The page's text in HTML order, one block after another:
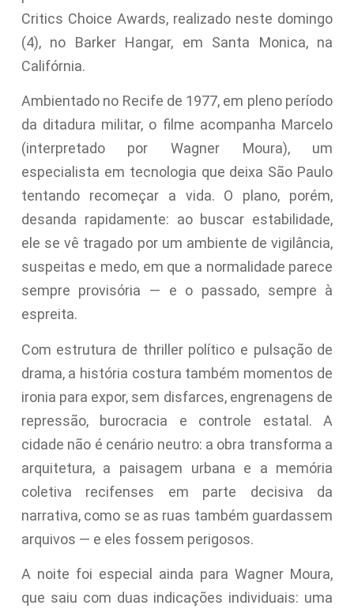
Critics Choice Awards, realizado neste domingo
(4), no Barker Hangar, em Santa Monica, na
Califórnia.
Ambientado no Recife de 1977, em pleno período
da ditadura militar, o filme acompanha Marcelo
(interpretado por Wagner Moura), um
especialista em tecnologia que deixa São Paulo
tentando recomeçar a vida. O plano, porém,
desanda rapidamente: ao buscar estabilidade,
ele se vê tragado por um ambiente de vigilância,
suspeitas e medo, em que a normalidade parece
sempre provisória — e o passado, sempre à
espreita.
Com estrutura de thriller político e pulsação de
drama, a história costura também momentos de
ironia para expor, sem disfarces, engrenagens de
repressão, burocracia e controle estatal. A
cidade não é cenário neutro: a obra transforma a
arquitetura, a paisagem urbana e a memória
coletiva recifenses em parte decisiva da
narrativa, como se as ruas também guardassem
arquivos — e eles fossem perigosos.
A noite foi especial ainda para Wagner Moura,
que saiu com duas indicações individuais: uma